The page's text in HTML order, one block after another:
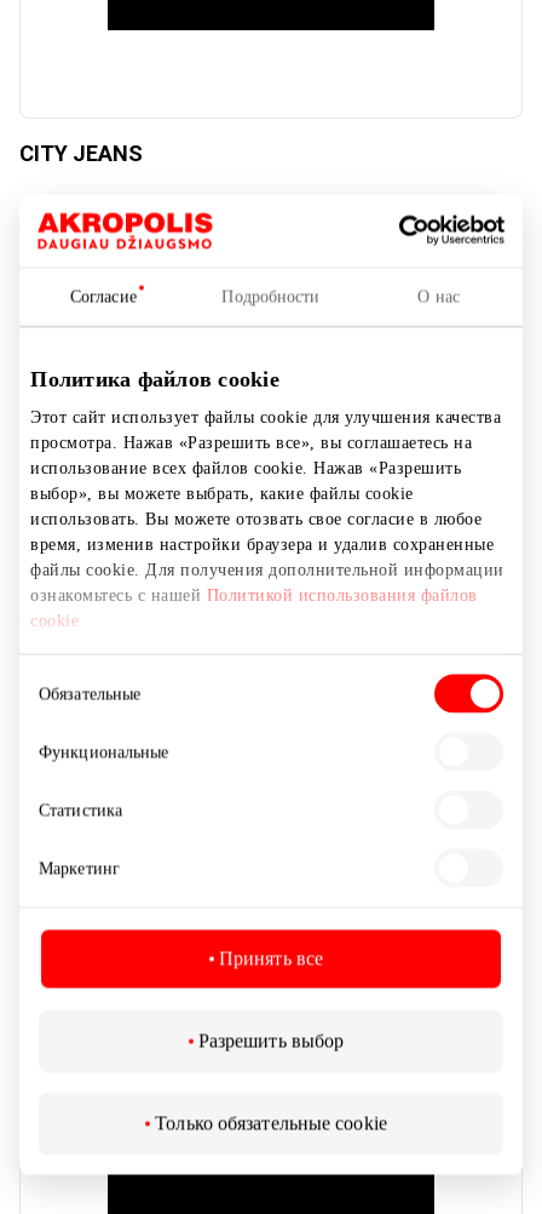
Согласие Подробности О нас
Политика файлов cookie
Этот сайт использует файлы cookie для улучшения качества
просмотра. Нажав «Разрешить все», вы соглашаетесь на
использование всех файлов cookie. Нажав «Разрешить
выбор», вы можете выбрать, какие файлы cookie
использовать. Вы можете отозвать свое согласие в любое
время, изменив настройки браузера и удалив сохраненные
файлы cookie. Для получения дополнительной информации
ознакомьтесь с нашей Политикой использования файлов
cookie
согласия
Обязательные
Функциональные
Статистика
Маркетинг
Принять все
Разрешить выбор
Только обязательные cookie
CITY JEANS
CROPP
Одежда